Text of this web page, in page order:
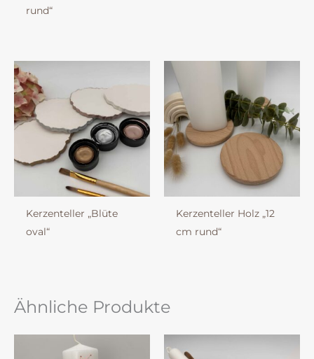
rund“
Kerzenteller „Blüte
oval“
Kerzenteller Holz „12
cm rund“
Ähnliche Produkte